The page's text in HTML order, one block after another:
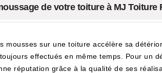
de votre toiture à MJ Toiture
mousses sur une toiture accélère sa
effectués en même temps. Pour un
réputation grâce à la qualité de ses